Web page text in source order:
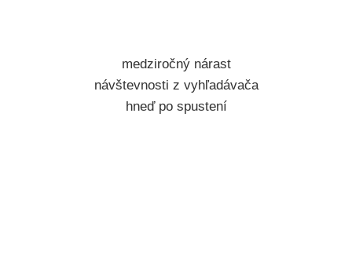
medziročný nárast
návštevnosti z vyhľadávača
hneď po spustení